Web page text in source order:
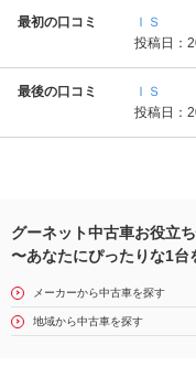
最初の口コミ
ＩＳ
投稿日：
最後の口コミ
ＩＳ
投稿日：
グーネット中古車お役立
〜あなたにぴったりな1台
メーカーから中古車を探す
地域から中古車を探す